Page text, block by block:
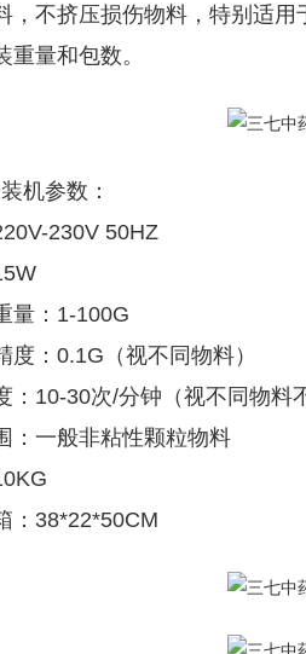
，不挤压损伤物料，特别适用
重量和包数。
机参数：
230V 50HZ
量：1-100G
度：0.1G（视不同物料）
：10-30次/分钟（视不同物料
：一般非粘性颗粒物料
：38*22*50CM